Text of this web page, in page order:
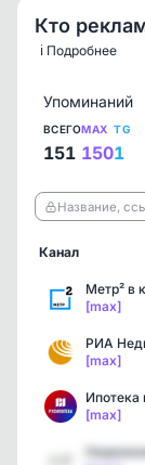
Кто
ℹ️ Подробнее
Упоминаний
ВСЕГО
151
MAX
150
TG
1
Название,
Канал
[max]
РИА
[max]
[max]